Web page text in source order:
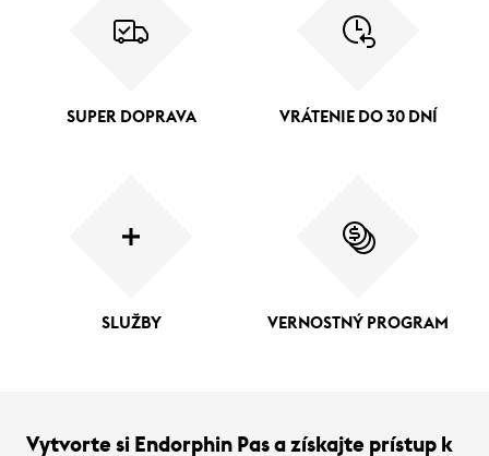
SUPER DOPRAVA VRÁTENIE DO 30 DNÍ
SLUŽBY VERNOSTNÝ PROGRAM
Vytvorte si Endorphin Pas a získajte prístup k